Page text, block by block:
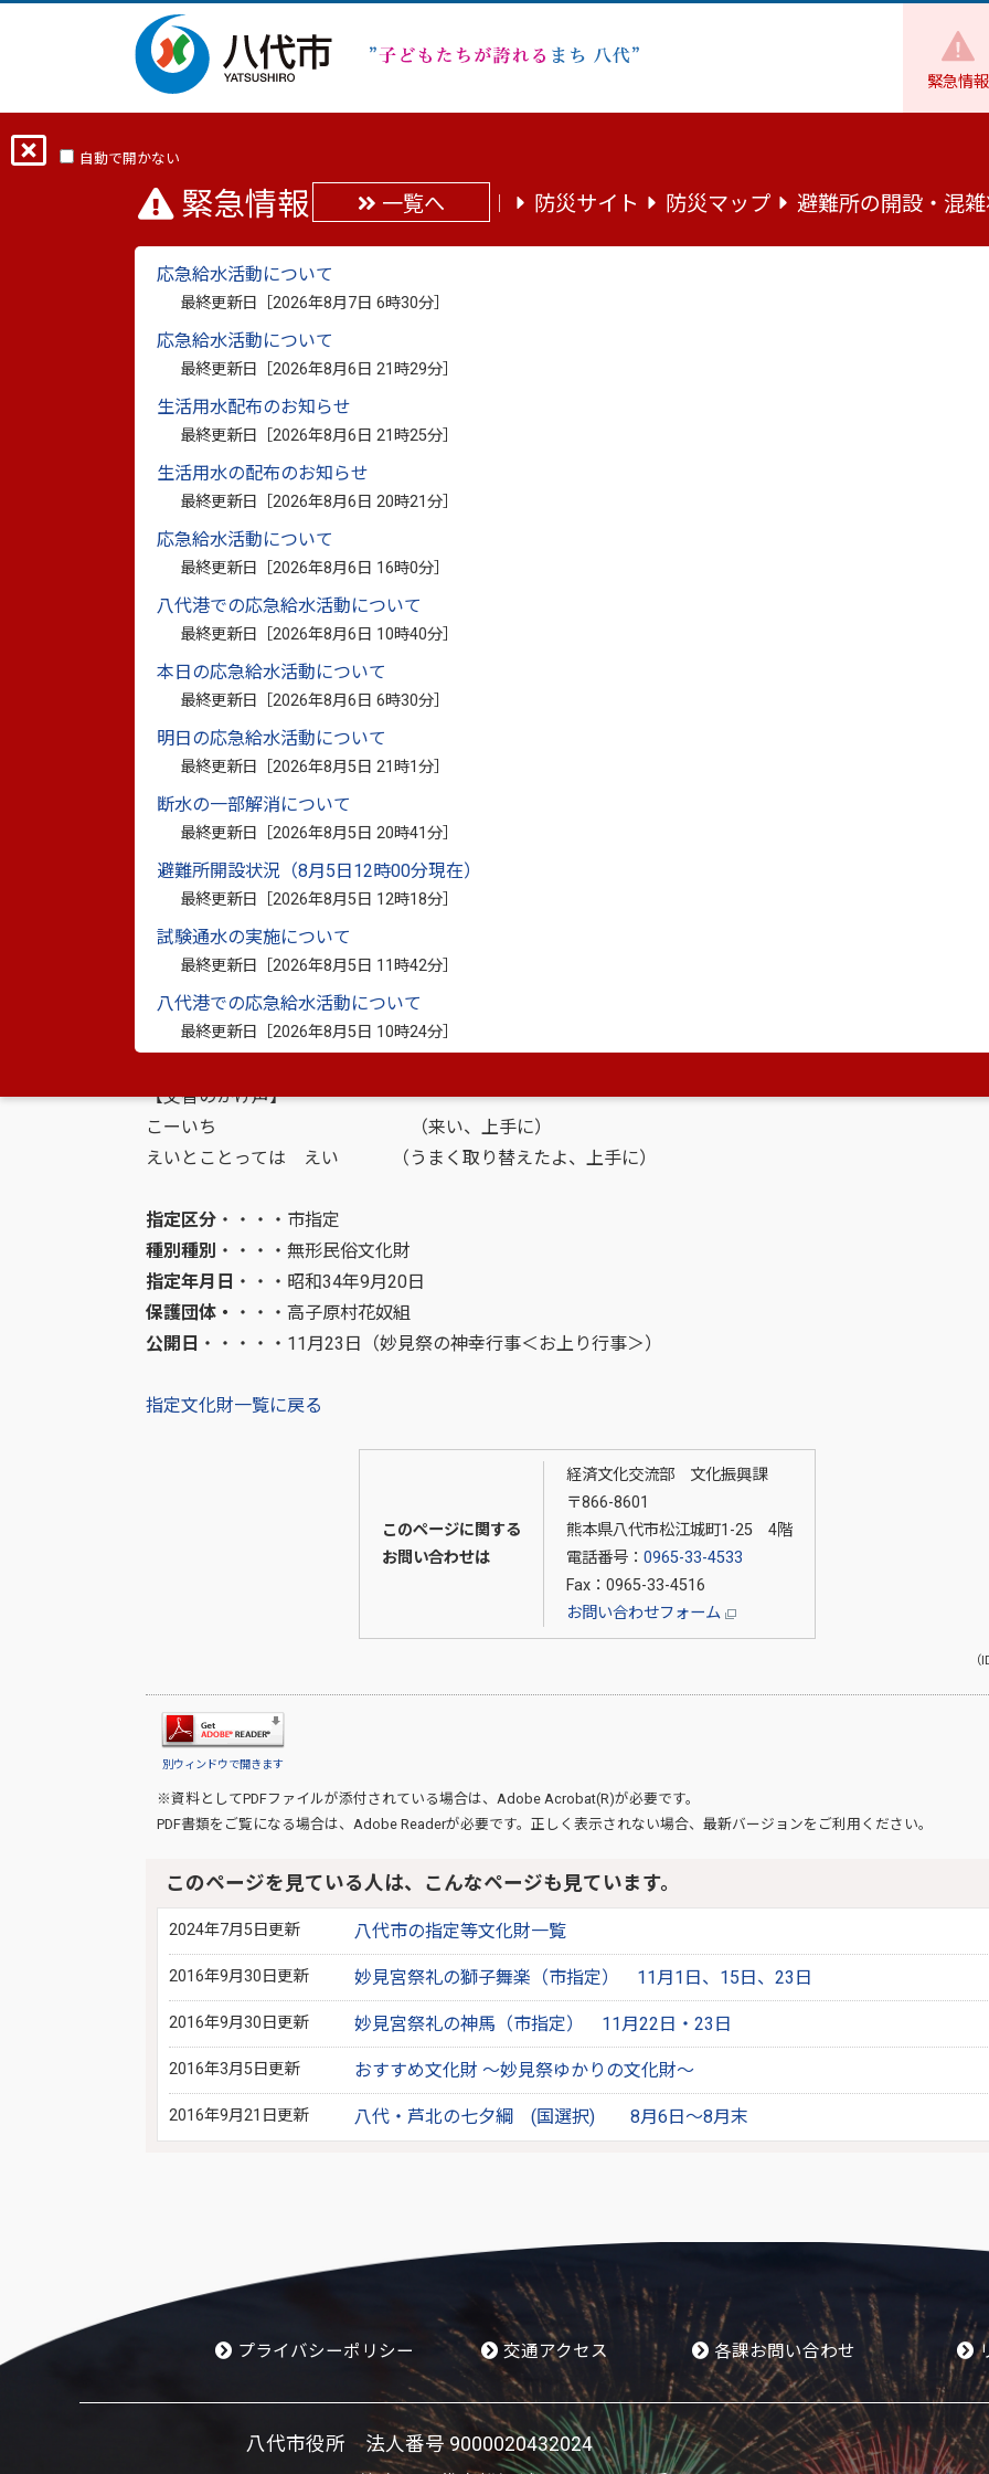
緊急情報
自動で開かない
緊急情報 一覧へ 防災サイト 防災マップ 避難所の開設・混
応急給水活動について
最終更新日［2026年8月7日 6時30分
応急給水活動について
最終更新日［2026年8月6日 21時29分
生活用水配布のお知らせ
最終更新日［2026年8月6日 21時25分
生活用水の配布のお知らせ
最終更新日［2026年8月6日 20時21分
応急給水活動について
最終更新日［2026年8月6日 16時0分
八代港での応急給水活動について
最終更新日［2026年8月6日 10時40分
本日の応急給水活動について
最終更新日［2026年8月6日 6時30分
明日の応急給水活動について
最終更新日［2026年8月5日 21時1分
断水の一部解消について
最終更新日［2026年8月5日 20時41分
避難所開設状況（8月5日12時00分現在）
最終更新日［2026年8月5日 12時18分
試験通水の実施について
最終更新日［2026年8月5日 11時42分
八代港での応急給水活動について
最終更新日［2026年8月5日 10時24分
妙見宮祭礼の花奴（市指定） 11月23日
最終更新日：2016年9月21日 印刷
妙見宮祭礼の花奴
花奴とは、主人の行列に槍、長柄、鋏箱などを持って供先を務める者のことで、行列の威厳を知らしめる
があります。妙見祭の神幸行列に参列する花奴は、八代城主松井直之の江戸参府に槍持ちとしてお供した松
の虎右衛門が、江戸花奴の作法を習い伝えたのが始まりといわれ、宝暦2年（1752）には行列に出ていたこ
確認できます。
地域外の者は奴組に入れないなどの厳しい決まりがありました。
ら進みます。
【かけ声】 【意味】
せいとこせい とこせい （さ、いつものように、上手によ）
ぐいとせい （力をいれてよ）
やーさとさー こるわせい （や、さっとほおって）
【交替のかけ声】
こーいち （来い、上手に）
えいとことっては えい （うまく取り替えたよ、上手に）
指定区分 ・・・・市指定
種別種別 ・・・・無形民俗文化財
指定年月日 ・・・昭和34年9月20日
保護団体・
・・・高子原村花奴組
公開日 ・・・・・11月23日（妙見祭の神幸行事＜お上り行事＞）
指定文化財一覧に戻る
このページに関する
お問い合わせは
経済文化交流部 文化振興課
〒866-8601
熊本県八代市松江城町1-25 4階
電話番号： 0965-33-4533
Fax：0965-33-4516
お問い合わせフォーム
（
別ウィンドウで開きます
※資料としてPDFファイルが添付されている場合は、 Adobe Acrobat(R)が必要です。
PDF書類をご覧になる場合は、 Adobe Readerが必要です。正しく表示されない場合、最新バージョンをご利用ください。
このページを見ている人は、こんなページも見ています。
2024年7月5日更新 八代市の指定等文化財一覧
2016年9月30日更新 妙見宮祭礼の獅子舞楽（市指定） 11月1日、15日、23日
2016年9月30日更新 妙見宮祭礼の神馬（市指定） 11月22日・23日
2016年3月5日更新 おすすめ文化財 ～妙見祭ゆかりの文化財～
2016年9月21日更新 八代・芦北の七夕綱 (国選択) 8月6日～8月末
プライバシーポリシー 交通アクセス 各課お問い合わせ
八代市役所 法人番号 9000020432024